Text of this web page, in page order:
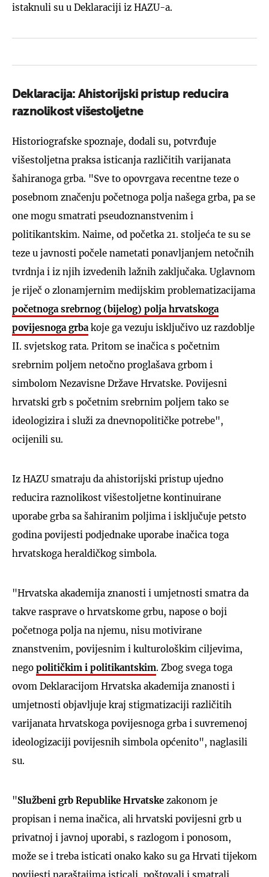
istaknuli su u Deklaraciji iz HAZU-a.
Deklaracija: Ahistorijski pristup reducira
raznolikost višestoljetne
Historiografske spoznaje, dodali su, potvrđuje
višestoljetna praksa isticanja različitih varijanata
šahiranoga grba. "Sve to opovrgava recentne teze o
posebnom značenju početnoga polja našega grba, pa se
one mogu smatrati pseudoznanstvenim i
politikantskim. Naime, od početka 21. stoljeća te su se
teze u javnosti počele nametati ponavljanjem netočnih
tvrdnja i iz njih izvedenih lažnih zaključaka. Uglavnom
je riječ o zlonamjernim medijskim problematizacijama
početnoga srebrnog (bijelog) polja hrvatskoga
povijesnoga grba koje ga vezuju isključivo uz razdoblje
II. svjetskog rata. Pritom se inačica s početnim
srebrnim poljem netočno proglašava grbom i
simbolom Nezavisne Države Hrvatske. Povijesni
hrvatski grb s početnim srebrnim poljem tako se
ideologizira i služi za dnevnopolitičke potrebe",
ocijenili su.
Iz HAZU smatraju da ahistorijski pristup ujedno
reducira raznolikost višestoljetne kontinuirane
uporabe grba sa šahiranim poljima i isključuje petsto
godina povijesti podjednake uporabe inačica toga
hrvatskoga heraldičkog simbola.
"Hrvatska akademija znanosti i umjetnosti smatra da
takve rasprave o hrvatskome grbu, napose o boji
početnoga polja na njemu, nisu motivirane
znanstvenim, povijesnim i kulturološkim ciljevima,
nego političkim i politikantskim. Zbog svega toga
ovom Deklaracijom Hrvatska akademija znanosti i
umjetnosti objavljuje kraj stigmatizaciji različitih
varijanata hrvatskoga povijesnoga grba i suvremenoj
ideologizaciji povijesnih simbola općenito", naglasili
su.
"Službeni grb Republike Hrvatske zakonom je
propisan i nema inačica, ali hrvatski povijesni grb u
privatnoj i javnoj uporabi, s razlogom i ponosom,
može se i treba isticati onako kako su ga Hrvati tijekom
povijesti naraštajima isticali, poštovali i smatrali